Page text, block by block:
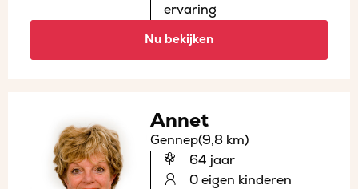
ervaring
Nu bekijken
Annet
Gennep(9,8 km)
64 jaar
0 eigen kinderen